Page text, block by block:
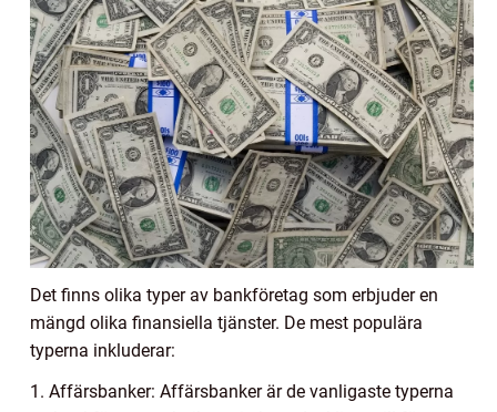
Det finns olika typer av bankföretag som erbjuder en
mängd olika finansiella tjänster. De mest populära
typerna inkluderar:
1. Affärsbanker: Affärsbanker är de vanligaste typerna